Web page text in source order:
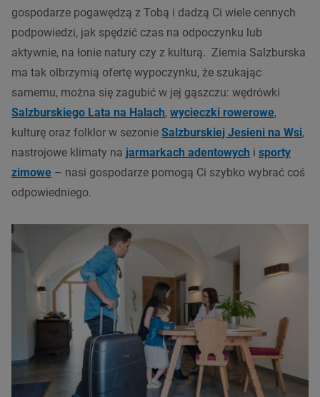
gospodarze pogawędzą z Tobą i dadzą Ci wiele cennych
podpowiedzi, jak spędzić czas na odpoczynku lub
aktywnie, na łonie natury czy z kulturą. Ziemia Salzburska
ma tak olbrzymią ofertę wypoczynku, że szukając
samemu, można się zagubić w jej gąszczu: wędrówki
Salzburskiego Lata na Halach, wycieczki rowerowe,
kulturę oraz folklor w sezonie Salzburskiej Jesieni na Wsi,
nastrojowe klimaty na jarmarkach adentowych i sporty
zimowe – nasi gospodarze pomogą Ci szybko wybrać coś
odpowiedniego.